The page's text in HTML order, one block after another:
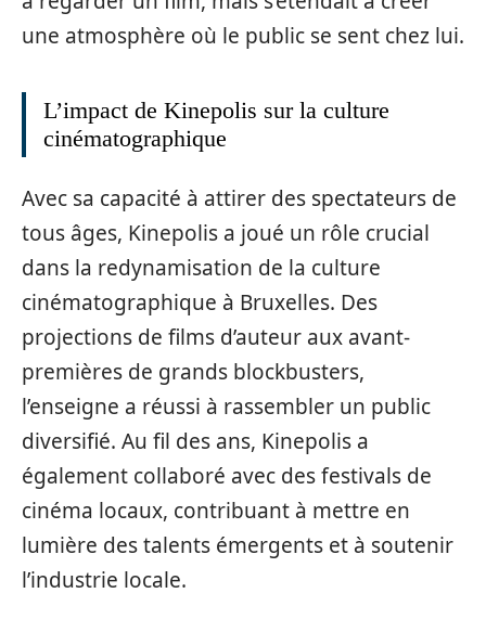
une atmosphère où le public se sent chez lui.
L’impact de Kinepolis sur la culture
cinématographique
Avec sa capacité à attirer des spectateurs de
tous âges, Kinepolis a joué un rôle crucial
dans la redynamisation de la culture
cinématographique à Bruxelles. Des
projections de films d’auteur aux avant-
premières de grands blockbusters,
l’enseigne a réussi à rassembler un public
diversifié. Au fil des ans, Kinepolis a
également collaboré avec des festivals de
cinéma locaux, contribuant à mettre en
lumière des talents émergents et à soutenir
l’industrie locale.